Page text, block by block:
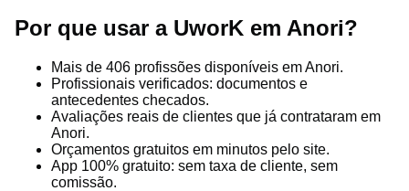
Por que usar a UworK em Anori?
Mais de 406 profissões disponíveis em Anori.
Profissionais verificados: documentos e
antecedentes checados.
Avaliações reais de clientes que já contrataram em
Anori.
Orçamentos gratuitos em minutos pelo site.
App 100% gratuito: sem taxa de cliente, sem
comissão.